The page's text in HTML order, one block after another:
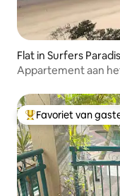
Flat in Surfers
Appartement aan
Topfavoriet van
Favoriet van